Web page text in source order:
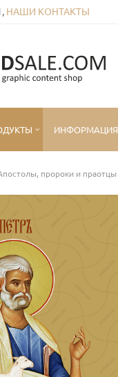
НАШИ КОНТАКТЫ
ИНФОРМАЦИЯ
пророки и праотцы